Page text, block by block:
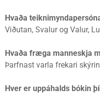
Hvaða
Viðutan, Svalur og Valur,
Hvaða fræga manneskja
Þarfnast varla frekari
Hver er uppáhalds bókin